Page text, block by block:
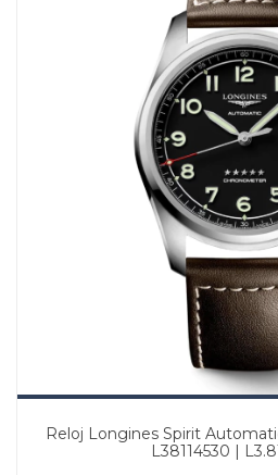
Reloj Longines Spirit
L38114530 |